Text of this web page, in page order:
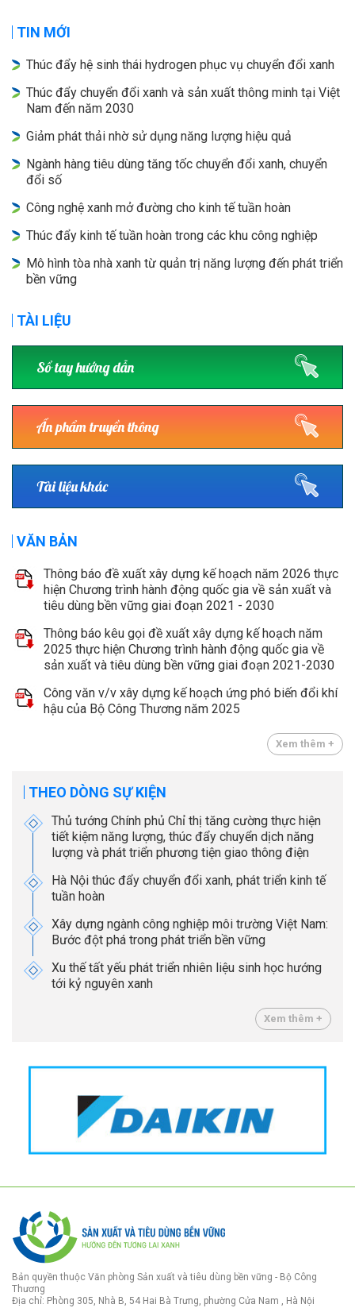
TIN MỚI
Thúc đẩy hệ sinh thái hydrogen phục vụ chuyển đổi xanh
Thúc đẩy chuyển đổi xanh và sản xuất thông minh tại Việt
Nam đến năm 2030
Giảm phát thải nhờ sử dụng năng lượng hiệu quả
Ngành hàng tiêu dùng tăng tốc chuyển đổi xanh, chuyển
đổi số
Công nghệ xanh mở đường cho kinh tế tuần hoàn
Thúc đẩy kinh tế tuần hoàn trong các khu công nghiệp
Mô hình tòa nhà xanh từ quản trị năng lượng đến phát triển
bền vững
TÀI LIỆU
Sổ tay hướng dẫn
Ấn phẩm truyền thông
Tài liệu khác
VĂN BẢN
Thông báo đề xuất xây dựng kế hoạch năm 2026 thực
hiện Chương trình hành động quốc gia về sản xuất và
tiêu dùng bền vững giai đoạn 2021 - 2030
Thông báo kêu gọi đề xuất xây dựng kế hoạch năm
2025 thực hiện Chương trình hành động quốc gia về
sản xuất và tiêu dùng bền vững giai đoạn 2021-2030
Công văn v/v xây dựng kế hoạch ứng phó biến đổi khí
hậu của Bộ Công Thương năm 2025
Xem thêm +
THEO DÒNG SỰ KIỆN
Thủ tướng Chính phủ Chỉ thị tăng cường thực hiện
tiết kiệm năng lượng, thúc đẩy chuyển dịch năng
lượng và phát triển phương tiện giao thông điện
Hà Nội thúc đẩy chuyển đổi xanh, phát triển kinh tế
tuần hoàn
Xây dựng ngành công nghiệp môi trường Việt Nam:
Bước đột phá trong phát triển bền vững
Xu thế tất yếu phát triển nhiên liệu sinh học hướng
tới kỷ nguyên xanh
Xem thêm +
Bản quyền thuộc Văn phòng Sản xuất và tiêu dùng bền vững - Bộ Công
Thương
Địa chỉ: Phòng 305, Nhà B, 54 Hai Bà Trưng, phường Cửa Nam , Hà Nội